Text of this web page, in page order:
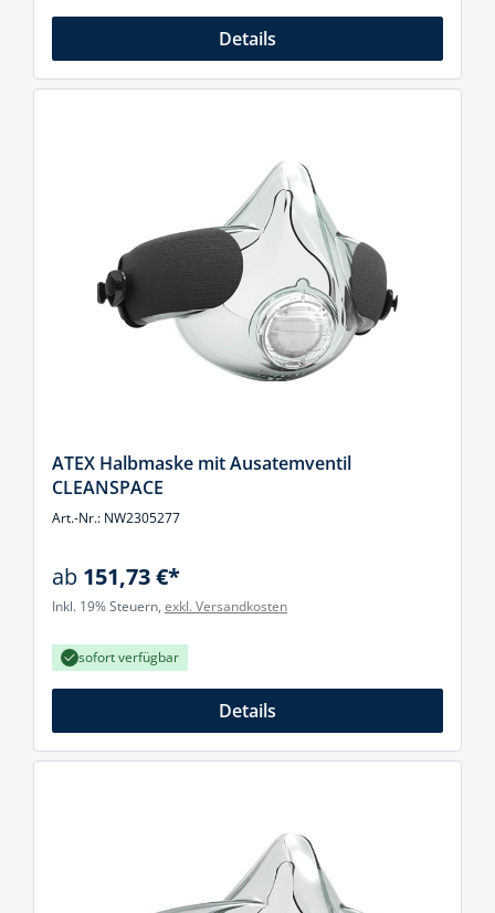
Details
ATEX Halbmaske mit Ausatemventil
CLEANSPACE
Art.-Nr.: NW2305277
ab 151,73 €*
Inkl. 19% Steuern, exkl. Versandkosten
sofort verfügbar
Details